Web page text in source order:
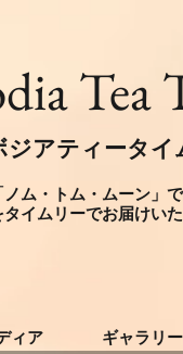
Tea
ジアティータイ
ム・トム・ムーン」で
イムリーでお届けいた
ィア ギャラリー